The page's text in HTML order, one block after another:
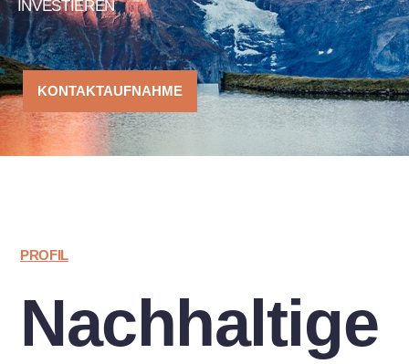
INVESTIEREN
KONTAKTAUFNAHME
PROFIL
Nachhaltige